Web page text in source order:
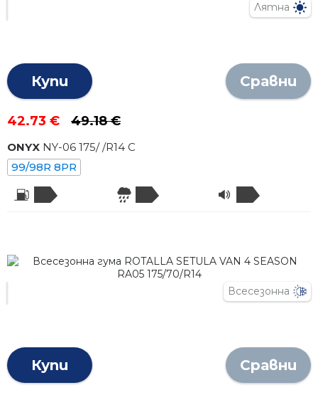
Лятна
Купи Сравни
42.73 € 49.18 €
ONYX NY-06 175/ /R14 C
99/98R 8PR
Всесезонна
Купи Сравни